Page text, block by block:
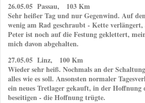
26.05.05 Passau, 103 Km
Sehr heißer Tag und nur Gegenwind. Auf
wenig am Rad geschraubt - Kette
Peter ist noch auf die Festung geklettert,
mich davon abgehalten.
27.05.05 Linz, 100 Km
Wieder sehr heiß. Nochmals an der
alles wie es soll. Ansonsten normaler
ein neues Tretlager gekauft, in der
beseitigen - die Hoffnung trügte.